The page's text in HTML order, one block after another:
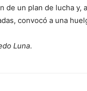
de un plan de lucha y,
convocó a una
Luna.